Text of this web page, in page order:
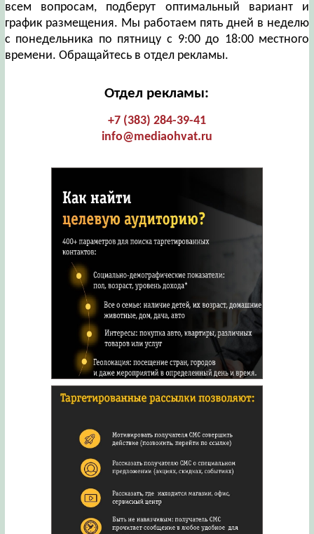
всем вопросам, подберут оптимальный вариант и
график размещения. Мы работаем пять дней в неделю
с понедельника по пятницу с 9:00 до 18:00 местного
времени. Обращайтесь в отдел рекламы.
Отдел рекламы:
+7 (383) 284-39-41
info@mediaohvat.ru